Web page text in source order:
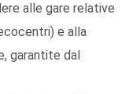
alle gare relative
e alla
garantite dal